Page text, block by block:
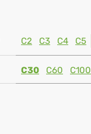
C2 C3 C4 C5
C30 C60 C100